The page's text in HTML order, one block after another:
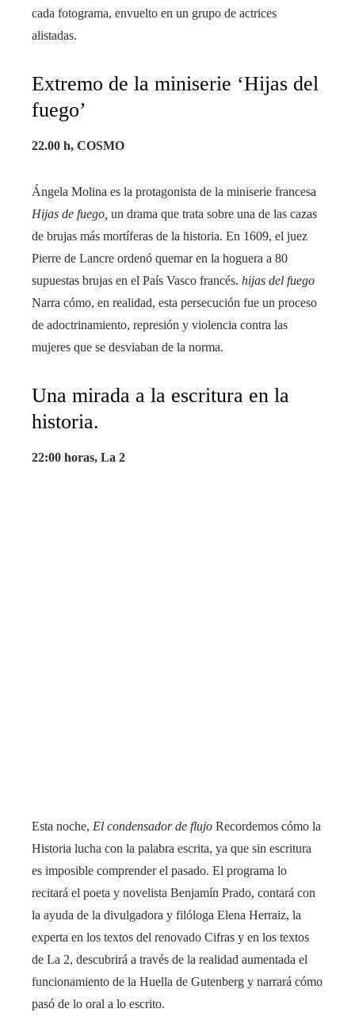
cada fotograma, envuelto en un grupo de actrices
alistadas.
Extremo de la miniserie ‘Hijas del
fuego’
22.00 h, COSMO
Ángela Molina es la protagonista de la miniserie francesa
Hijas de fuego, un drama que trata sobre una de las cazas
de brujas más mortíferas de la historia. En 1609, el juez
Pierre de Lancre ordenó quemar en la hoguera a 80
supuestas brujas en el País Vasco francés. hijas del fuego
Narra cómo, en realidad, esta persecución fue un proceso
de adoctrinamiento, represión y violencia contra las
mujeres que se desviaban de la norma.
Una mirada a la escritura en la
historia.
22:00 horas, La 2
Esta noche, El condensador de flujo Recordemos cómo la
Historia lucha con la palabra escrita, ya que sin escritura
es imposible comprender el pasado. El programa lo
recitará el poeta y novelista Benjamín Prado, contará con
la ayuda de la divulgadora y filóloga Elena Herraiz, la
experta en los textos del renovado Cifras y en los textos
de La 2, descubrirá a través de la realidad aumentada el
funcionamiento de la Huella de Gutenberg y narrará cómo
pasó de lo oral a lo escrito.